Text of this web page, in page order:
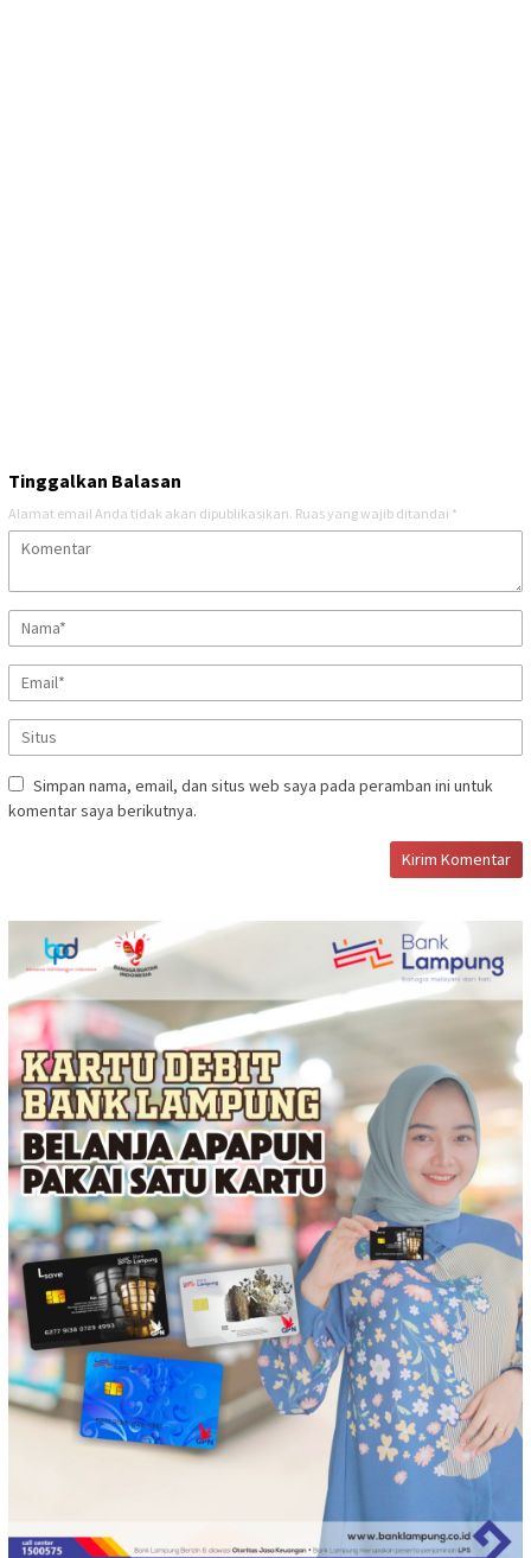
Tinggalkan Balasan
Alamat email Anda tidak akan dipublikasikan. Ruas yang wajib ditandai *
Simpan nama, email, dan situs web saya pada peramban ini untuk
komentar saya berikutnya.